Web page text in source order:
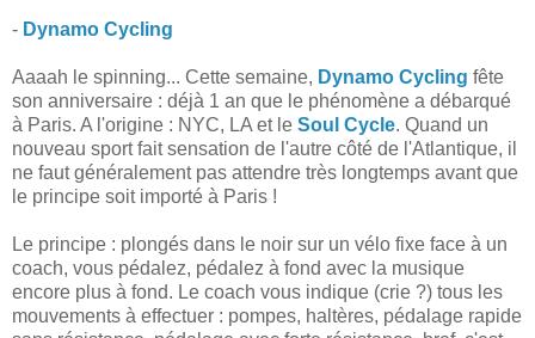
- Dynamo Cycling
Aaaah le spinning... Cette semaine, Dynamo Cycling fête
son anniversaire : déjà 1 an que le phénomène a débarqué
à Paris. A l'origine : NYC, LA et le Soul Cycle. Quand un
nouveau sport fait sensation de l'autre côté de l'Atlantique, il
ne faut généralement pas attendre très longtemps avant que
le principe soit importé à Paris !
Le principe : plongés dans le noir sur un vélo fixe face à un
coach, vous pédalez, pédalez à fond avec la musique
encore plus à fond. Le coach vous indique (crie ?) tous les
mouvements à effectuer : pompes, haltères, pédalage rapide